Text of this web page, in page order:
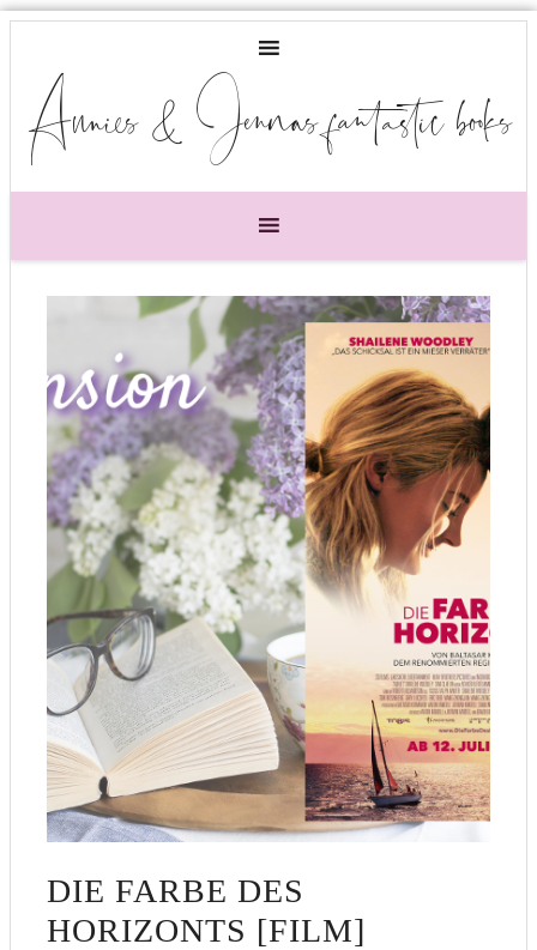
Annies & Jennas fantastic books
DIE FARBE DES
HORIZONTS [FILM]